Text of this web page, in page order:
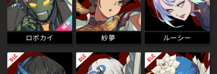
ロボカイ 紗夢 ルーシー